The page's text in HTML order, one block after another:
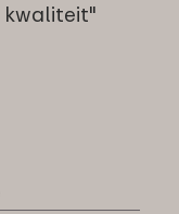
kwaliteit"